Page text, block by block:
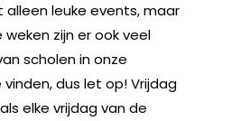
alleen leuke events, maar
zijn er ook veel
scholen in onze
dus let op! Vrijdag
elke vrijdag van de